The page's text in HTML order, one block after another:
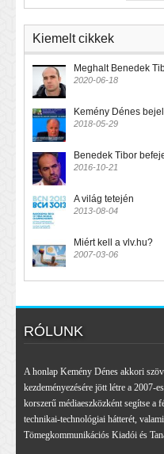
Kiemelt cikkek
Meghalt Benedek
2020-06-18
Kemény Dénes
2018-05-29
Benedek Tibor
2016-10-21
A világ tetején
2013-08-04
Miért kell a vlv.hu?
2007-03-06
RÓLUNK
A honlap Kemény Dénes akkori
kezdeményezésére jött létre a 2007-
korszerű médiaeszközként segítse a
technikai-technológiai hátterét,
Tömegkommunikációs Kiadói és